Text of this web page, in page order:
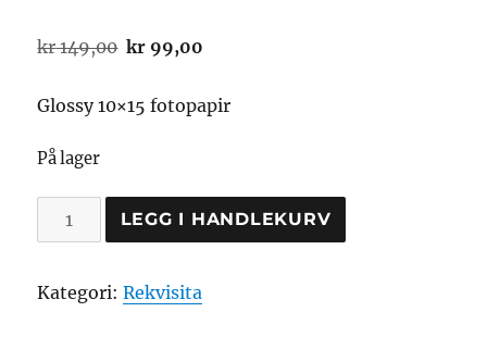
kr149,00 Opprinnelig
var:
kr 99,00
er:
Glossy 10×15 fotopapir
På lager
Fotopapir
10x15cm
glossy,
LEGG I HANDLEKURV
Kategori:Rekvisita